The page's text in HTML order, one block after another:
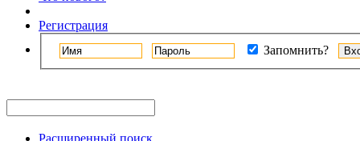
Регистрация
Запомнить?
Расширенный поиск